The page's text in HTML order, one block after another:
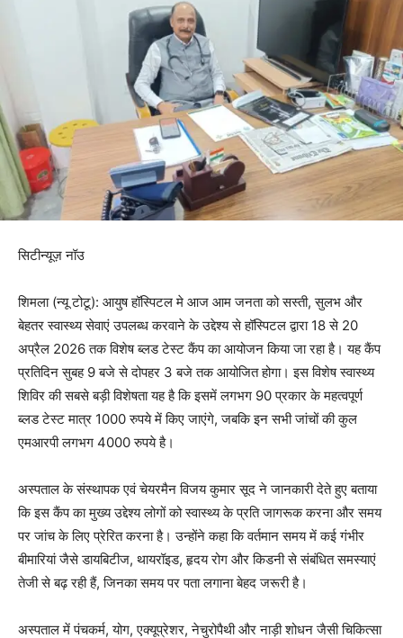
सिटीन्यूज़ नॉउ
शिमला (न्यू टोटू): आयुष हॉस्पिटल मे आज आम जनता को सस्ती, सुलभ और
बेहतर स्वास्थ्य सेवाएं उपलब्ध करवाने के उद्देश्य से हॉस्पिटल द्वारा 18 से 20
अप्रैल 2026 तक विशेष ब्लड टेस्ट कैंप का आयोजन किया जा रहा है। यह कैंप
प्रतिदिन सुबह 9 बजे से दोपहर 3 बजे तक आयोजित होगा। इस विशेष स्वास्थ्य
शिविर की सबसे बड़ी विशेषता यह है कि इसमें लगभग 90 प्रकार के महत्वपूर्ण
ब्लड टेस्ट मात्र 1000 रुपये में किए जाएंगे, जबकि इन सभी जांचों की कुल
एमआरपी लगभग 4000 रुपये है।
अस्पताल के संस्थापक एवं चेयरमैन विजय कुमार सूद ने जानकारी देते हुए बताया
कि इस कैंप का मुख्य उद्देश्य लोगों को स्वास्थ्य के प्रति जागरूक करना और समय
पर जांच के लिए प्रेरित करना है। उन्होंने कहा कि वर्तमान समय में कई गंभीर
बीमारियां जैसे डायबिटीज, थायरॉइड, हृदय रोग और किडनी से संबंधित समस्याएं
तेजी से बढ़ रही हैं, जिनका समय पर पता लगाना बेहद जरूरी है।
अस्पताल में पंचकर्म, योग, एक्यूप्रेशर, नेचुरोपैथी और नाड़ी शोधन जैसी चिकित्सा